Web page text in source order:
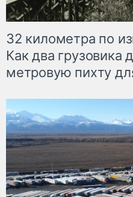
32 километра по
Как два грузовика
метровую пихту